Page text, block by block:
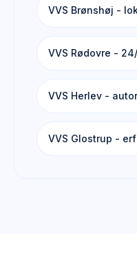
VVS Brønshøj -
VVS Rødovre -
VVS Herlev -
VVS Glostrup -